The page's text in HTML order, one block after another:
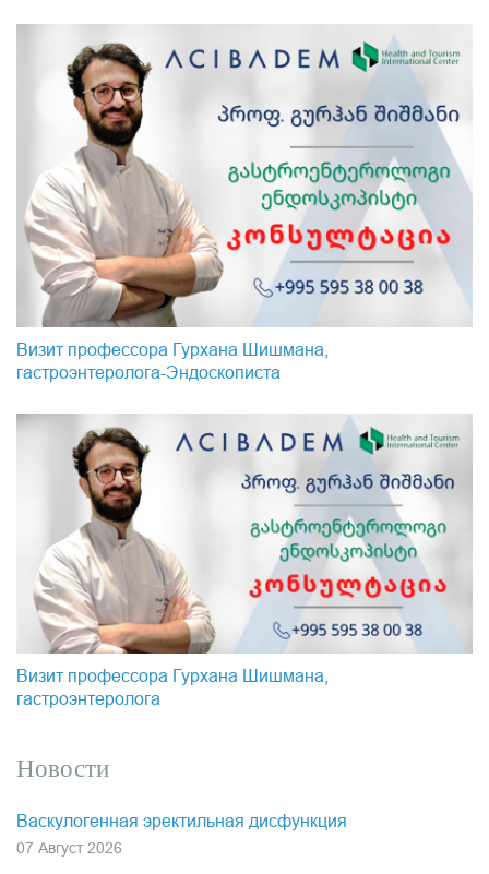
Визит профессора Гурхана Шишмана,
гастроэнтеролога-Эндоскопистa
Визит профессора Гурхана Шишмана,
гастроэнтеролога
Новости
Васкулогенная эректильная дисфункция
07 Август 2026